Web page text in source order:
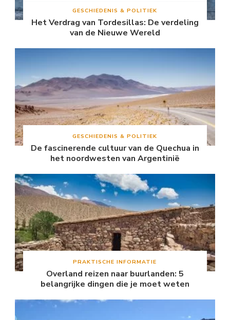
GESCHIEDENIS & POLITIEK
Het Verdrag van Tordesillas: De verdeling
van de Nieuwe Wereld
GESCHIEDENIS & POLITIEK
De fascinerende cultuur van de Quechua in
het noordwesten van Argentinië
PRAKTISCHE INFORMATIE
Overland reizen naar buurlanden: 5
belangrijke dingen die je moet weten